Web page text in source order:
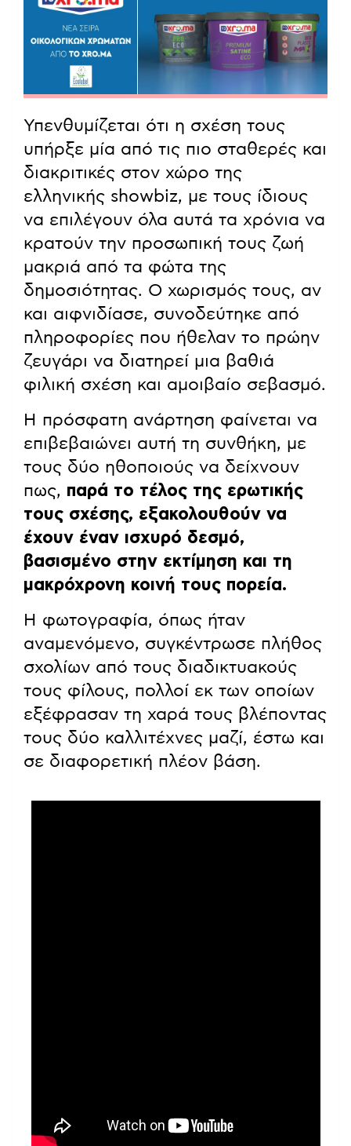
Υπενθυμίζεται ότι η σχέση τους
υπήρξε μία από τις πιο σταθερές και
διακριτικές στον χώρο της
ελληνικής showbiz, με τους ίδιους
να επιλέγουν όλα αυτά τα χρόνια να
κρατούν την προσωπική τους ζωή
μακριά από τα φώτα της
δημοσιότητας. Ο χωρισμός τους, αν
και αιφνιδίασε, συνοδεύτηκε από
πληροφορίες που ήθελαν το πρώην
ζευγάρι να διατηρεί μια βαθιά
φιλική σχέση και αμοιβαίο σεβασμό.
Η πρόσφατη ανάρτηση φαίνεται να
επιβεβαιώνει αυτή τη συνθήκη, με
τους δύο ηθοποιούς να δείχνουν
πως, παρά το τέλος της ερωτικής
τους σχέσης, εξακολουθούν να
έχουν έναν ισχυρό δεσμό,
βασισμένο στην εκτίμηση και τη
μακρόχρονη κοινή τους πορεία.
Η φωτογραφία, όπως ήταν
αναμενόμενο, συγκέντρωσε πλήθος
σχολίων από τους διαδικτυακούς
τους φίλους, πολλοί εκ των οποίων
εξέφρασαν τη χαρά τους βλέποντας
τους δύο καλλιτέχνες μαζί, έστω και
σε διαφορετική πλέον βάση.